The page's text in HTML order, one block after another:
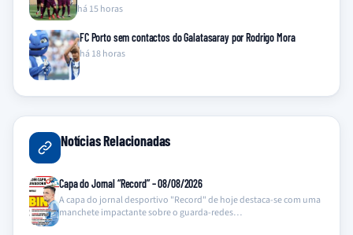
há 15 horas
FC Porto sem contactos do Galatasaray por Rodrigo Mora
há 18 horas
Notícias Relacionadas
Capa do Jornal “Record” – 08/08/2026
A capa do jornal desportivo "Record" de hoje destaca-se com uma
manchete impactante sobre o guarda-redes…